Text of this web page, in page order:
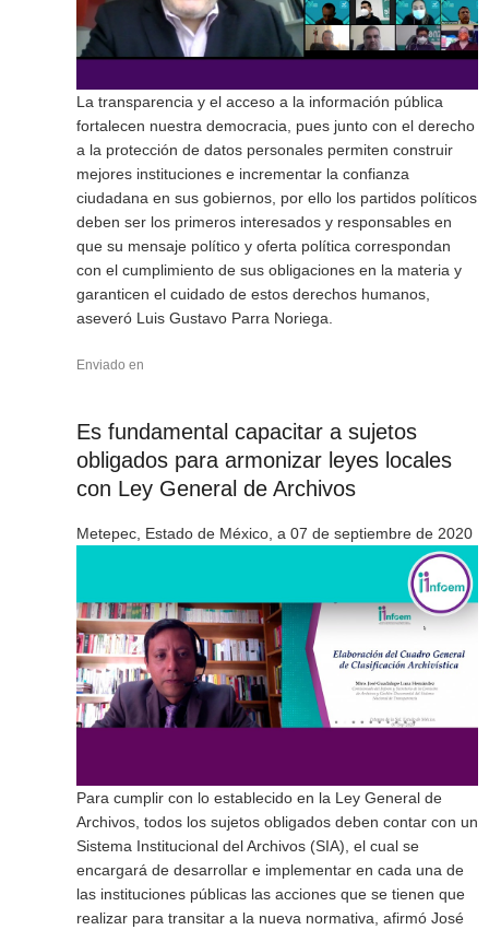
La transparencia y el acceso a la información pública
fortalecen nuestra democracia, pues junto con el derecho
a la protección de datos personales permiten construir
mejores instituciones e incrementar la confianza
ciudadana en sus gobiernos, por ello los partidos políticos
deben ser los primeros interesados y responsables en
que su mensaje político y oferta política correspondan
con el cumplimiento de sus obligaciones en la materia y
garanticen el cuidado de estos derechos humanos,
aseveró Luis Gustavo Parra Noriega.
Enviado en
Es fundamental capacitar a sujetos
obligados para armonizar leyes locales
con Ley General de Archivos
Metepec, Estado de México, a 07 de septiembre de 2020
Para cumplir con lo establecido en la Ley General de
Archivos, todos los sujetos obligados deben contar con un
Sistema Institucional del Archivos (SIA), el cual se
encargará de desarrollar e implementar en cada una de
las instituciones públicas las acciones que se tienen que
realizar para transitar a la nueva normativa, afirmó José